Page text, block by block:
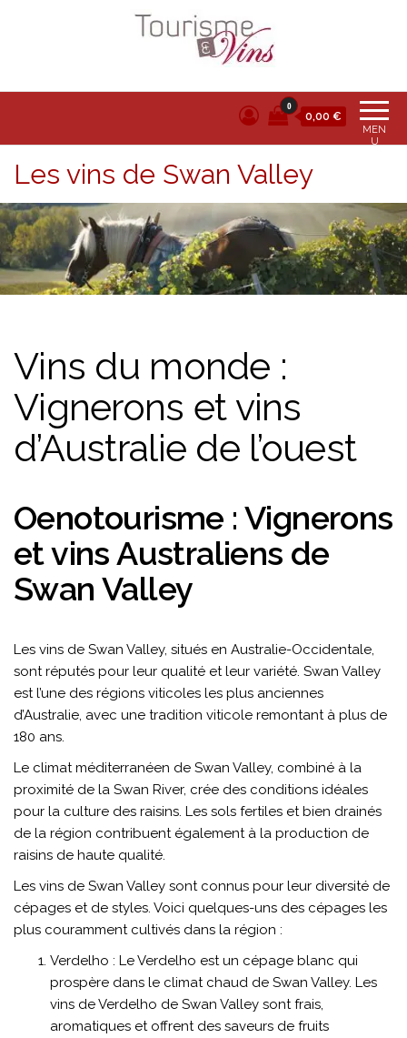
Tourisme et vins
MEN
U
0
0,00 €
Les vins de Swan Valley
Vins du monde :
Vignerons et vins
d’Australie de l’ouest
Oenotourisme : Vignerons
et vins Australiens de
Swan Valley
Les vins de Swan Valley, situés en Australie-Occidentale,
sont réputés pour leur qualité et leur variété. Swan Valley
est l’une des régions viticoles les plus anciennes
d’Australie, avec une tradition viticole remontant à plus de
180 ans.
Le climat méditerranéen de Swan Valley, combiné à la
proximité de la Swan River, crée des conditions idéales
pour la culture des raisins. Les sols fertiles et bien drainés
de la région contribuent également à la production de
raisins de haute qualité.
Les vins de Swan Valley sont connus pour leur diversité de
cépages et de styles. Voici quelques-uns des cépages les
plus couramment cultivés dans la région :
Verdelho : Le Verdelho est un cépage blanc qui
prospère dans le climat chaud de Swan Valley. Les
vins de Verdelho de Swan Valley sont frais,
aromatiques et offrent des saveurs de fruits